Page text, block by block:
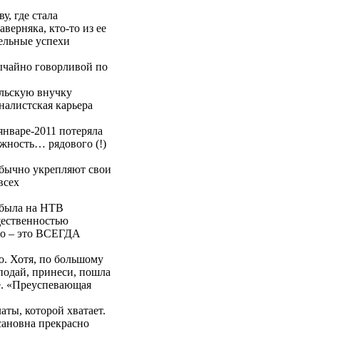
где стала
кто-то из ее
успехи
говорливой по
внучку
карьера
2011 потеряла
рядового (!)
укрепляют свои
на НТВ
– это ВСЕГДА
Хотя, по большому
принеси, пошла
«Преуспевающая
которой хватает.
прекрасно